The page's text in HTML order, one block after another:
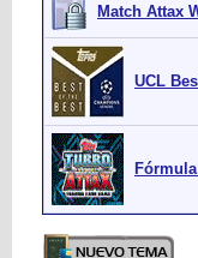
Match Attax
UCL